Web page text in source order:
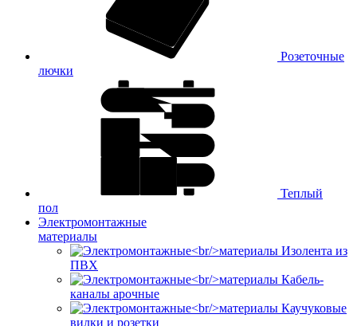
Розеточные
лючки
Теплый
пол
Электромонтажные
материалы
Изолента из
ПВХ
Кабель-
каналы арочные
Каучуковые
вилки и розетки